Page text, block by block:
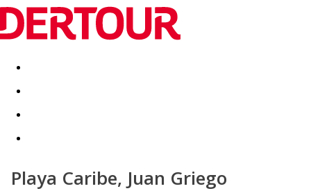
Destinatii Vacanta perfecta OFERTE DE NERATAT
Playa Caribe, Juan Griego